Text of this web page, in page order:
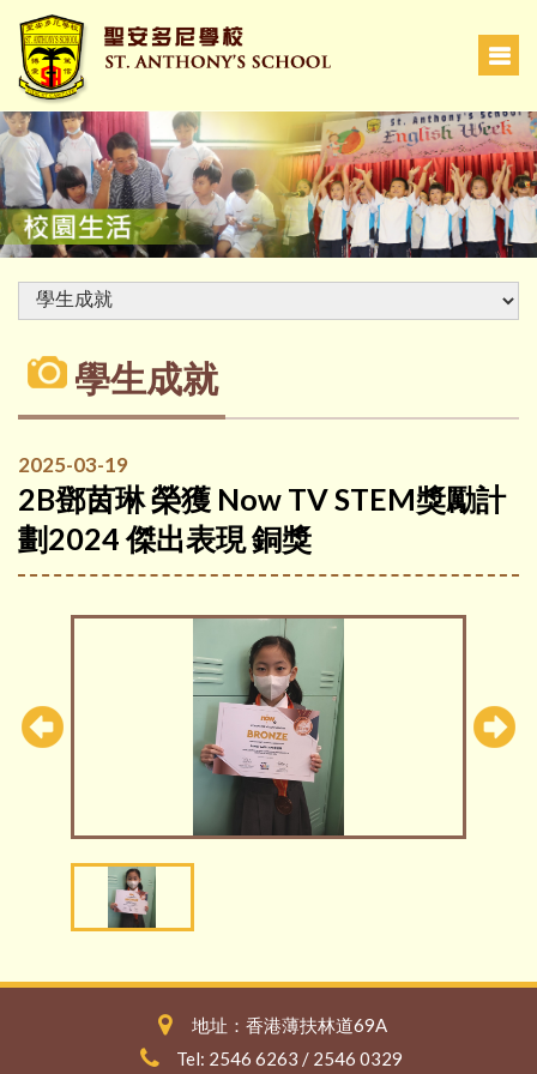
學生成就
2025-03-19
2B鄧茵琳 榮獲 Now TV STEM獎勵計
劃2024 傑出表現 銅獎
地址：香港薄扶林道69A
Tel: 2546 6263 / 2546 0329